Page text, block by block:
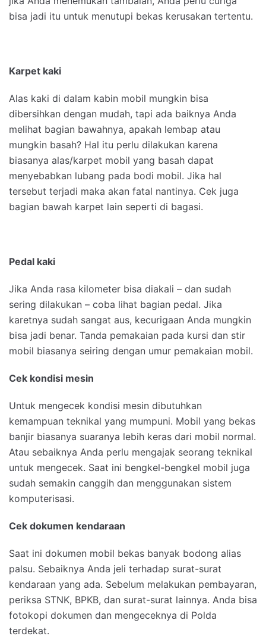
bisa jadi itu untuk menutupi bekas kerusakan tertentu.
Karpet kaki
Alas kaki di dalam kabin mobil mungkin bisa
dibersihkan dengan mudah, tapi ada baiknya Anda
melihat bagian bawahnya, apakah lembap atau
mungkin basah? Hal itu perlu dilakukan karena
biasanya alas/karpet mobil yang basah dapat
menyebabkan lubang pada bodi mobil. Jika hal
tersebut terjadi maka akan fatal nantinya. Cek juga
bagian bawah karpet lain seperti di bagasi.
Pedal kaki
Jika Anda rasa kilometer bisa diakali – dan sudah
sering dilakukan – coba lihat bagian pedal. Jika
karetnya sudah sangat aus, kecurigaan Anda mungkin
bisa jadi benar. Tanda pemakaian pada kursi dan stir
mobil biasanya seiring dengan umur pemakaian mobil.
Cek kondisi mesin
Untuk mengecek kondisi mesin dibutuhkan
kemampuan teknikal yang mumpuni. Mobil yang bekas
banjir biasanya suaranya lebih keras dari mobil normal.
Atau sebaiknya Anda perlu mengajak seorang teknikal
untuk mengecek. Saat ini bengkel-bengkel mobil juga
sudah semakin canggih dan menggunakan sistem
komputerisasi.
Cek dokumen kendaraan
Saat ini dokumen mobil bekas banyak bodong alias
palsu. Sebaiknya Anda jeli terhadap surat-surat
kendaraan yang ada. Sebelum melakukan pembayaran,
periksa STNK, BPKB, dan surat-surat lainnya. Anda bisa
fotokopi dokumen dan mengeceknya di Polda
terdekat.